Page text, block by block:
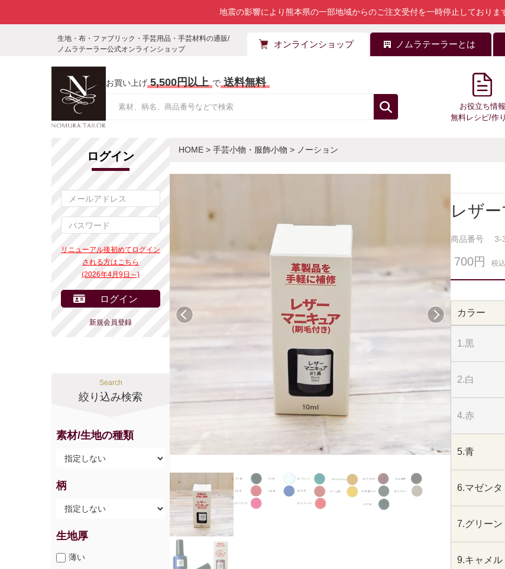
地震の影響により熊本県の一部地域からのご注文受付を一時停止しておりま
生地・布・ファブリック・手芸用品・手芸材料の通販/
ノムラテーラー公式オンラインショップ
オンラインショップ ノムラテーラーとは
お買い上げ 5,500円以上 で 送料無料
お役立ち情報
無料レシピ/作
ログイン
リニューアル後初めてログイン
される方はこちら
(2026年4月9日～)
ログイン
新規会員登録
Search
絞り込み検索
素材/生地の種類
柄
生地厚
薄い
HOME > 手芸小物・服飾小物 > ノーション
前へ 次へ
レザ
商品番号 3-
700円 税込
カラー
1.黒
2.白
4.赤
5.青
6.マゼンタ
7.グリーン
9.キャメル